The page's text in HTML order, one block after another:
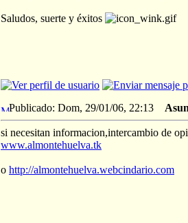
Saludos, suerte y éxitos
Publicado: Dom, 29/01/06, 22:13
si necesitan informacion,intercambio de
www.almontehuelva.tk
o http://almontehuelva.webcindario.com